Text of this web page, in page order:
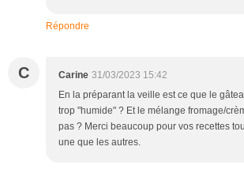
Répondre
C Carine 31/03/2023 15:42
En la préparant la veille est ce que le
trop "humide" ? Et le mélange fromage/
pas ? Merci beaucoup pour vos recettes
une que les autres.